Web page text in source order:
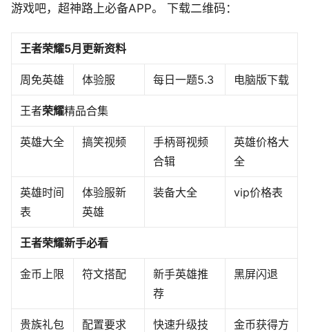
游戏吧，超神路上必备APP。 下载二维码：
王者荣耀5月更新资料
周免英雄 体验服 每日一题5.3 电脑版下载
王者荣耀精品合集
英雄大全 搞笑视频
手柄哥视频
合辑
英雄价格大
全
英雄时间
表
体验服新
英雄
装备大全 vip价格表
王者荣耀新手必看
金币上限 符文搭配
新手英雄推
荐
黑屏闪退
贵族礼包 配置要求
快速升级技
金币获得方